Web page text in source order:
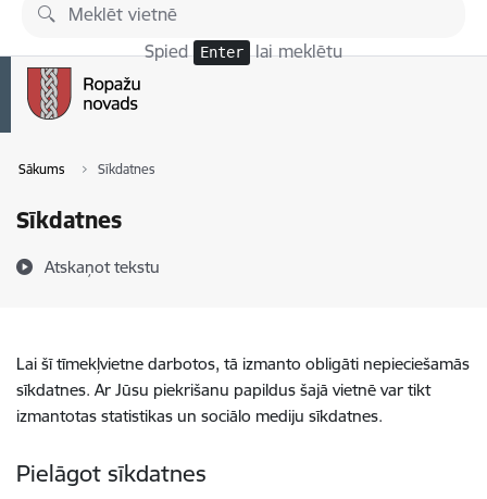
Pāriet uz lapas saturu
Spied Enter lai meklētu
Sākums Sīkdatnes
Sīkdatnes
Atskaņot tekstu
Lai šī tīmekļvietne darbotos, tā izmanto obligāti nepieciešamās
sīkdatnes. Ar Jūsu piekrišanu papildus šajā vietnē var tikt
izmantotas statistikas un sociālo mediju sīkdatnes.
Pielāgot sīkdatnes